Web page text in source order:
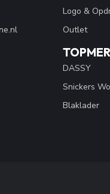
Logo &
Outlet
DASSY
Snickers
Blaklader